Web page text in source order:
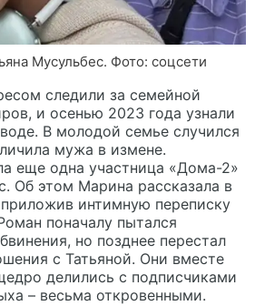
Мусульбес. Фото: соцсети
следили за семейной
и осенью 2023 года узнали
В молодой семье случился
мужа в измене.
еще одна участница «Дома-2»
Об этом Марина рассказала в
интимную переписку
поначалу пытался
но позднее перестал
с Татьяной. Они вместе
делились с подписчиками
– весьма откровенными.